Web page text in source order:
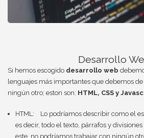
Desarrollo
Si hemos escogido desarrollo web
lenguajes más importantes que debemos
ningún otro; eston son: HTML, CSS y
HTML: Lo podríamos describir como el
es decir, todo el texto, párrafos y
este, no podríamos trabajar con ningún